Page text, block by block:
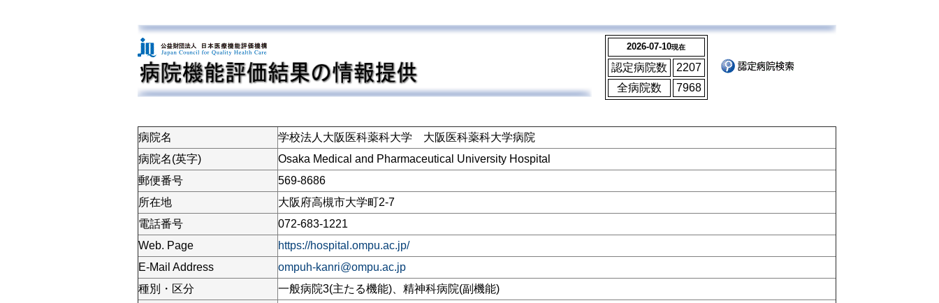
2026-07-10現在
認定病院数
2207
全病院数
7968
病院名
学校法人大阪医科薬科大学 大阪医科薬科大学病院
病院名(英字)
Osaka Medical and Pharmaceutical University Hospital
郵便番号
569-8686
所在地
大阪府高槻市大学町2-7
電話番号
072-683-1221
Web. Page
https://hospital.ompu.ac.jp/
E-Mail Address
ompuh-kanri@ompu.ac.jp
種別・区分
一般病院3(主たる機能)、精神科病院(副機能)